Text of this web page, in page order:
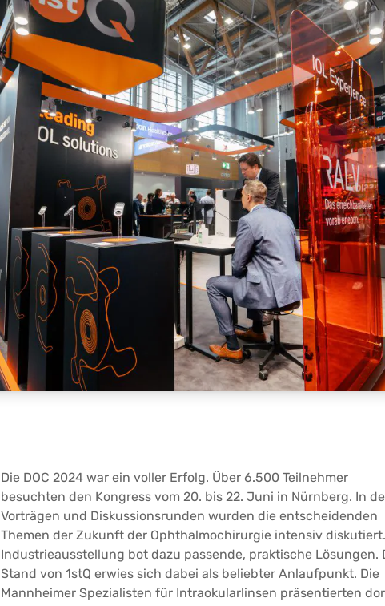
Die DOC 2024 war ein voller Erfolg. Über 6.500 Teilnehmer
besuchten den Kongress vom 20. bis 22. Juni in Nürnberg. In
Vorträgen und Diskussionsrunden wurden die entscheidenden
Themen der Zukunft der Ophthalmochirurgie intensiv
Industrieausstellung bot dazu passende, praktische Lösungen.
Stand von 1stQ erwies sich dabei als beliebter Anlaufpunkt. Die
Mannheimer Spezialisten für Intraokularlinsen präsentierten